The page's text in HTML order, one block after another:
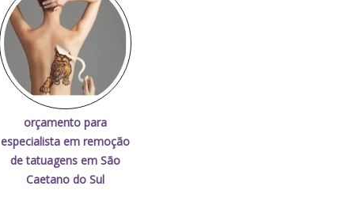
orçamento para
especialista em remoção
de tatuagens em São
Caetano do Sul